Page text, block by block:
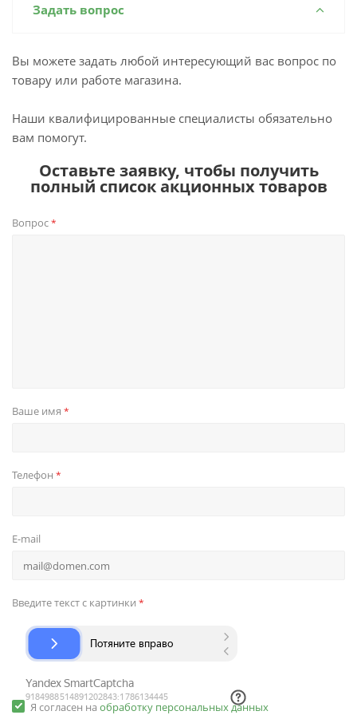
Задать вопрос
Вы можете задать любой интересующий вас вопрос по
товару или работе магазина.
Наши квалифицированные специалисты обязательно
вам помогут.
Оставьте заявку, чтобы получить
полный список акционных товаров
Вопрос*
Ваше имя *
Телефон *
E-mail
Введите текст с картинки *
Я согласен на обработку персональных данных